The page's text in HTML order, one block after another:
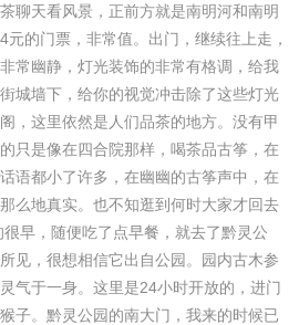
聊天看风景，正前方就是南明河和南明
的门票，非常值。出门，继续往上走，
常幽静，灯光装饰的非常有格调，给我
城墙下，给你的视觉冲击除了这些灯光
，这里依然是人们品茶的地方。没有甲
只是像在四合院那样，喝茶品古筝，在
语都小了许多，在幽幽的古筝声中，在
么地真实。也不知逛到何时大家才回去
早，随便吃了点早餐，就去了黔灵公
见，很想相信它出自公园。园内古木参
气于一身。这里是24小时开放的，进门
子。黔灵公园的南大门，我来的时候已